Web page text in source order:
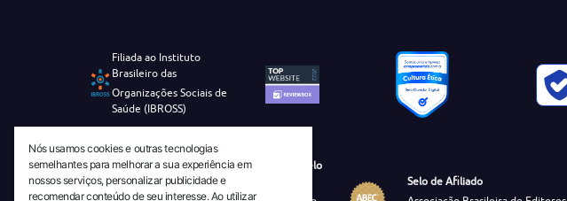
Filiada ao Instituto
Brasileiro das
Organizações Sociais de
Saúde (IBROSS)
Revista Tecnico-Cientifica CEJAM Selo
Diamante de Ciência Aberta
Selo de Afiliado
Nós usamos cookies e outras tecnologias
semelhantes para melhorar a sua experiência em
nossos serviços, personalizar publicidade e
recomendar conteúdo de seu interesse. Ao utilizar